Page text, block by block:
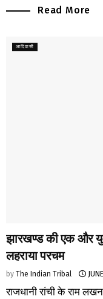
Read More
आदिवासी
झारखण्ड की एक और
लहराया परचम
by The Indian Tribal
राजधानी रांची के राम